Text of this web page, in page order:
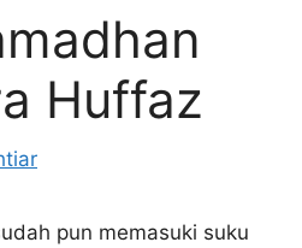
Huffaz
pun memasuki suku